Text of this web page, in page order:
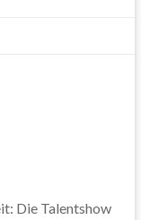
Die Talentshow